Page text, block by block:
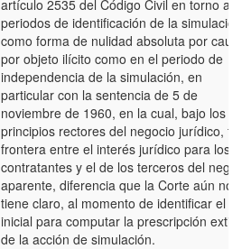
artículo 2535 del Código Civil en torno a
periodos de identificación de la simulación
como forma de nulidad absoluta por
por objeto ilícito como en el periodo de
independencia de la simulación, en
particular con la sentencia de 5 de
noviembre de 1960, en la cual, bajo los
principios rectores del negocio jurídico,
frontera entre el interés jurídico para los
contratantes y el de los terceros del
aparente, diferencia que la Corte aún no
tiene claro, al momento de identificar el
inicial para computar la prescripción
de la acción de simulación.